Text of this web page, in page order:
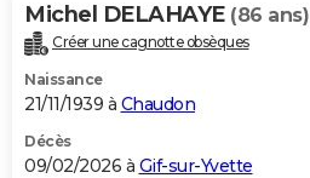
Michel DELAHAYE (86 ans)
Créer une cagnotte obsèques
Naissance
21/11/1939 à Chaudon
Décès
09/02/2026 à Gif-sur-Yvette